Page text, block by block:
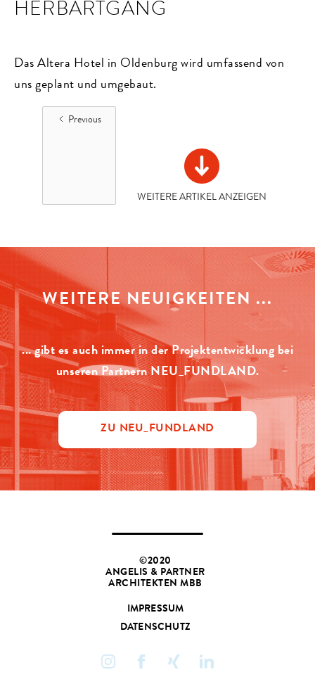
HERBARTGANG
Das Altera Hotel in Oldenburg wird umfassend von
uns geplant und umgebaut.
Previous
WEITERE ARTIKEL ANZEIGEN
WEITERE NEUIGKEITEN ...
... gibt es auch immer in der Projektentwicklung bei
unseren Partnern NEU_FUNDLAND.
ZU NEU_FUNDLAND
©2020
ANGELIS & PARTNER
ARCHITEKTEN MBB
IMPRESSUM
DATENSCHUTZ